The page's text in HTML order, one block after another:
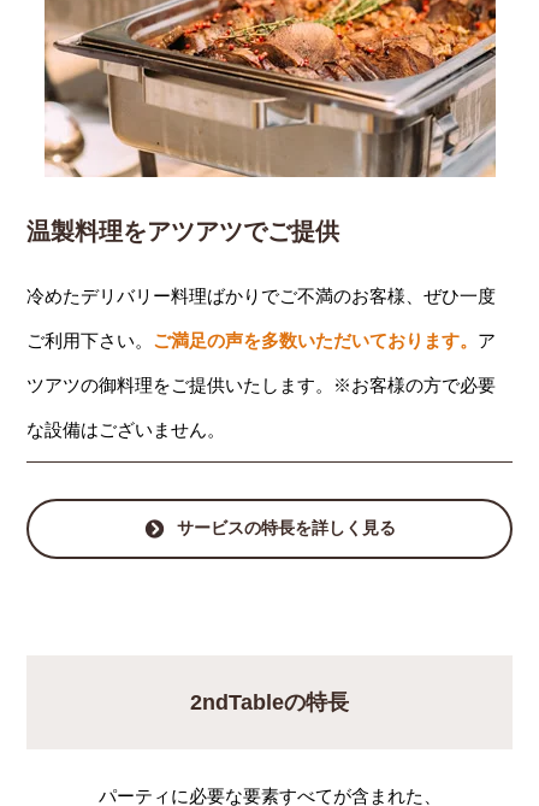
温製料理をアツアツでご提供
冷めたデリバリー料理ばかりでご不満のお客様、ぜひ一度
ご利用下さい。 ご満足の声を多数いただいております。 ア
ツアツの御料理をご提供いたします。※お客様の方で必要
な設備はございません。
サービスの特長を詳しく見る
2ndTableの特長
パーティに必要な要素すべてが含まれた、